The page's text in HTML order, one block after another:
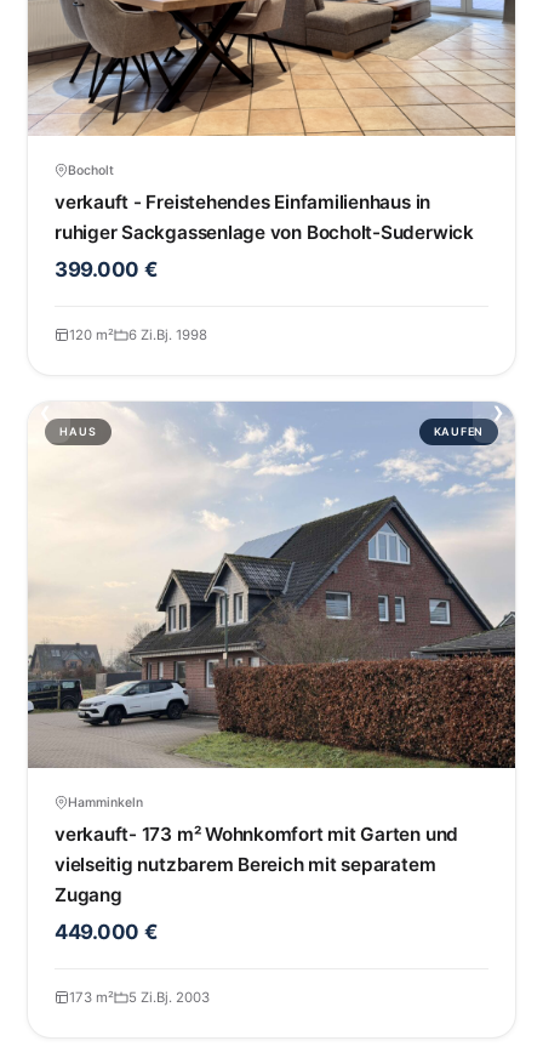
Bocholt
verkauft - Freistehendes Einfamilienhaus in
ruhiger Sackgassenlage von Bocholt-Suderwick
399.000 €
120 m² 6 Zi.Bj. 1998
HAUS KAUFEN
Hamminkeln
verkauft- 173 m² Wohnkomfort mit Garten und
vielseitig nutzbarem Bereich mit separatem
Zugang
449.000 €
173 m² 5 Zi.Bj. 2003
‹ ›